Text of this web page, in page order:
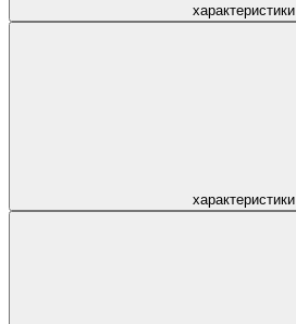
характеристики
характеристики